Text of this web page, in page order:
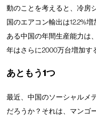
動のことを考えると、冷房
国のエアコン輸出は12.2%
ある中国の年間生産能力は
年はさらに2000万台増加す
あともう1つ
最近、中国のソーシャルメ
だろうか？それは、マンゴ